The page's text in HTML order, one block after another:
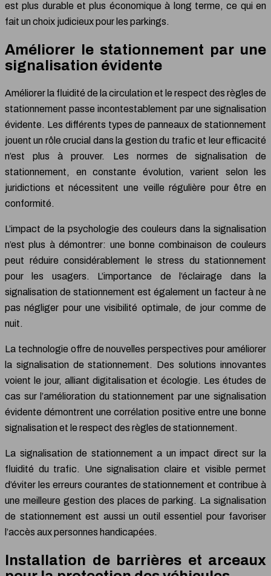
est plus durable et plus économique à long terme, ce qui en
fait un choix judicieux pour les parkings.
Améliorer le stationnement par une
signalisation évidente
Améliorer la fluidité de la circulation et le respect des règles de
stationnement passe incontestablement par une signalisation
évidente. Les différents types de panneaux de stationnement
jouent un rôle crucial dans la gestion du trafic et leur efficacité
n’est plus à prouver. Les normes de signalisation de
stationnement, en constante évolution, varient selon les
juridictions et nécessitent une veille régulière pour être en
conformité.
L’impact de la psychologie des couleurs dans la signalisation
n’est plus à démontrer: une bonne combinaison de couleurs
peut réduire considérablement le stress du stationnement
pour les usagers. L’importance de l’éclairage dans la
signalisation de stationnement est également un facteur à ne
pas négliger pour une visibilité optimale, de jour comme de
nuit.
La technologie offre de nouvelles perspectives pour améliorer
la signalisation de stationnement. Des solutions innovantes
voient le jour, alliant digitalisation et écologie. Les études de
cas sur l’amélioration du stationnement par une signalisation
évidente démontrent une corrélation positive entre une bonne
signalisation et le respect des règles de stationnement.
La signalisation de stationnement a un impact direct sur la
fluidité du trafic. Une signalisation claire et visible permet
d’éviter les erreurs courantes de stationnement et contribue à
une meilleure gestion des places de parking. La signalisation
de stationnement est aussi un outil essentiel pour favoriser
l’accès aux personnes handicapées.
Installation de barrières et arceaux